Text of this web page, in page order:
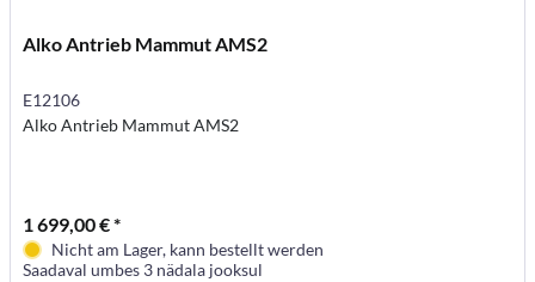
Alko Antrieb Mammut AMS2
E12106
Alko Antrieb Mammut AMS2
1 699,00 € *
Nicht am Lager, kann bestellt werden
Saadaval umbes 3 nädala jooksul